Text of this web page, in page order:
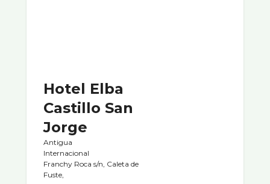
Hotel Elba
Castillo San
Jorge
Antigua
Internacional
Franchy Roca s/n, Caleta de
Fuste,